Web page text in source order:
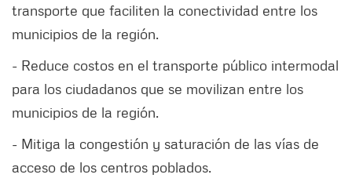
transporte que faciliten la conectividad entre los
municipios de la región.
- Reduce costos en el transporte público intermodal
para los ciudadanos que se movilizan entre los
municipios de la región.
- Mitiga la congestión y saturación de las vías de
acceso de los centros poblados.